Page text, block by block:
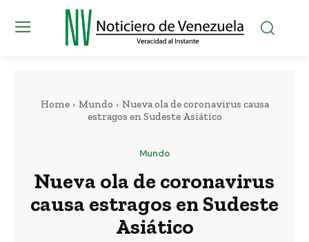
Home Mundo
Nueva ola de coronavirus causa
estragos en Sudeste Asiático
Mundo
Nueva ola de coronavirus
causa estragos en Sudeste
Asiático